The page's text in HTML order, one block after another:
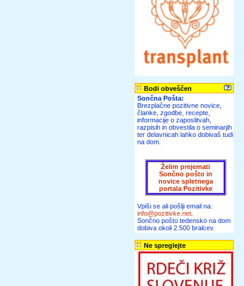
Bodi obveščen
Sončna Pošta:
Brezplačne pozitivne novice,
članke, zgodbe, recepte,
informacije o zaposlitvah,
razpisih in obvestila o seminarjih
ter delavnicah lahko dobivaš tudi
na dom.
Želim prejemati
Sončno pošto in
novice spletnega
portala Pozitivke
Vpiši se ali pošlji email na:
info@pozitivke.net
Sončno pošto tedensko na dom
dobiva okoli 2.500 bralcev.
Ne spreglejte